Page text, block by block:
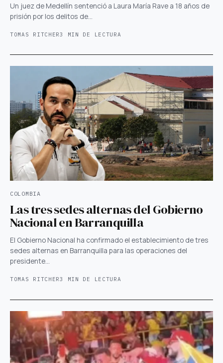
Un juez de Medellín sentenció a Laura María Rave a 18 años de
prisión por los delitos de…
TOMAS RITCHER3 MIN DE LECTURA
COLOMBIA
Las tres sedes alternas del Gobierno
Nacional en Barranquilla
El Gobierno Nacional ha confirmado el establecimiento de tres
sedes alternas en Barranquilla para las operaciones del
presidente…
TOMAS RITCHER3 MIN DE LECTURA